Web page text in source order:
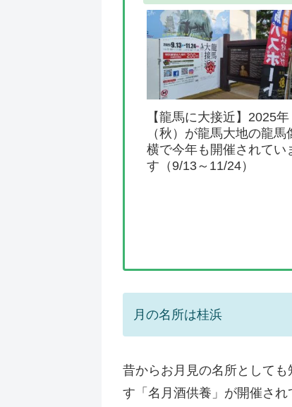
【龍馬に大接近】2025年
（秋）が龍馬大地の龍馬
横で今年も開催されてい
す（9/13～11/24）
月の名所は桂浜
昔からお月見の名所として
す「名月酒供養」が開催され